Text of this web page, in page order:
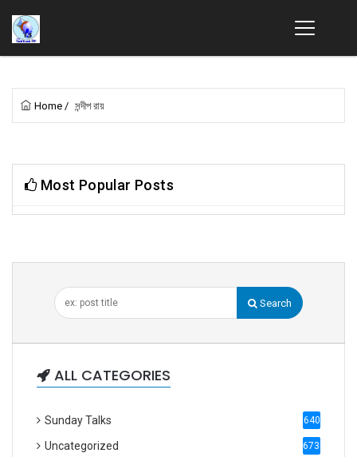
Home / সন্দীপ রায়
Most Popular Posts
Search
ALL CATEGORIES
Sunday Talks 640
Uncategorized 6738